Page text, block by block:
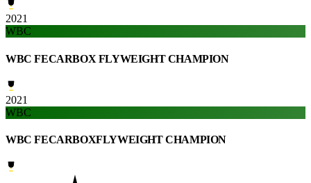
2021
WBC
WBC FECARBOX FLYWEIGHT CHAMPION
2021
WBC
WBC FECARBOXFLYWEIGHT CHAMPION